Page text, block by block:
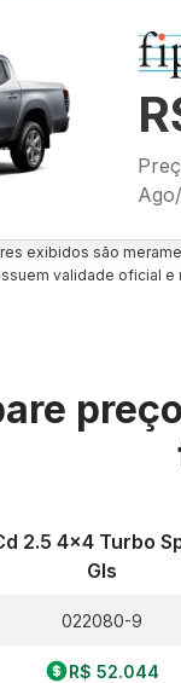
exibidos são
validade oficial
2.5 4x4 Turbo
Gls
022080-9
R$ 52.044